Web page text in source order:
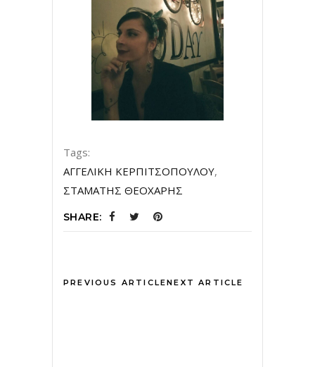
Tags:
ΑΓΓΕΛΙΚΗ ΚΕΡΠΙΤΣΟΠΟΥΛΟΥ,
ΣΤΑΜΑΤΗΣ ΘΕΟΧΑΡΗΣ
SHARE:
PREVIOUS ARTICLENEXT ARTICLE